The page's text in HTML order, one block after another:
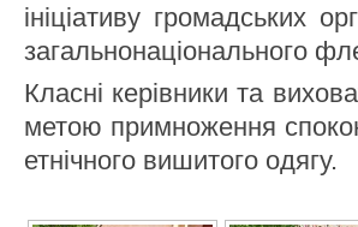
ініціативу громадських
загальнонаціонального
Класні керівники та
метою примноження
етнічного вишитого одягу.